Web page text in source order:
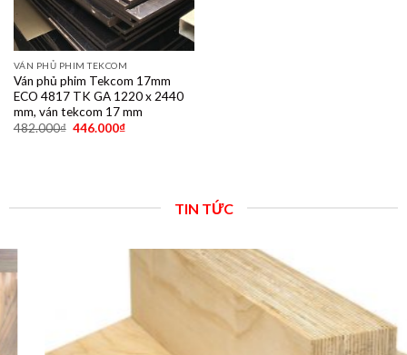
VÁN PHỦ PHIM TEKCOM
Ván phủ phim Tekcom 17mm
ECO 4817 TK GA 1220 x 2440
mm, ván tekcom 17 mm
482.000₫ 446.000₫
TIN TỨC